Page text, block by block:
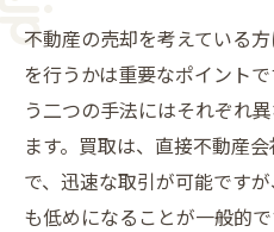
不動産の売却を考えている
を行うかは重要なポイント
う二つの手法にはそれぞれ
ます。買取は、直接不動産
で、迅速な取引が可能です
も低めになることが一般的